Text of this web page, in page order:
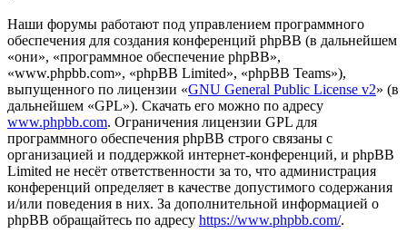
Наши форумы работают под управлением программного
обеспечения для создания конференций phpBB (в дальнейшем
«они», «программное обеспечение phpBB»,
«www.phpbb.com», «phpBB Limited», «phpBB Teams»),
выпущенного по лицензии «GNU General Public License v2» (в
дальнейшем «GPL»). Скачать его можно по адресу
www.phpbb.com. Ограничения лицензии GPL для
программного обеспечения phpBB строго связаны с
организацией и поддержкой интернет-конференций, и phpBB
Limited не несёт ответственности за то, что администрация
конференций определяет в качестве допустимого содержания
и/или поведения в них. За дополнительной информацией о
phpBB обращайтесь по адресу https://www.phpbb.com/.